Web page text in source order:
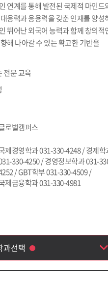
연계를 통해 발전된 국제적 마인드
응력과 응용력을 갖춘 인재를 양성
뛰어난 외국어 능력과 함께 창의적
해 나아갈 수 있는 확고한 기반을
전문 교육
로벌캠퍼스
제경영학과 031-330-4248 / 경제학
330-4250 / 경영정보학과 031-
/ GBT학부 031-330-4509 /
제금융학과 031-330-4981
과선택
& Technology학부